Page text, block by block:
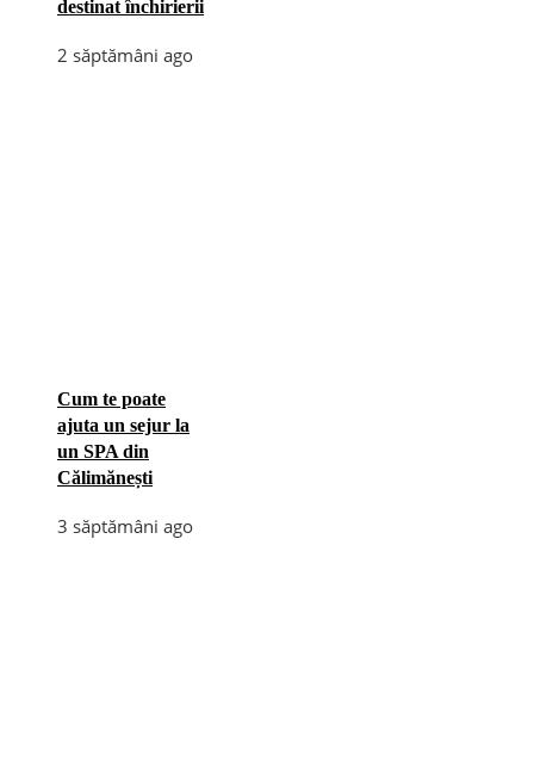
destinat închirierii
2 săptămâni ago
Cum te poate
ajuta un sejur la
un SPA din
Călimănești
3 săptămâni ago